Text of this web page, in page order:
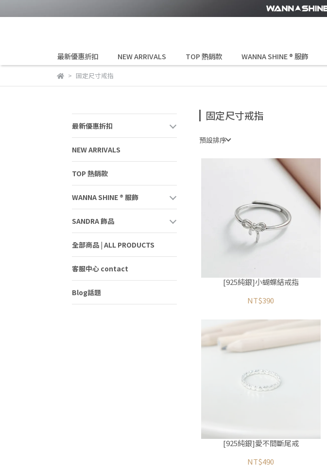
最新優惠折扣 NEW ARRIVALS TOP 熱銷款 WANNA SHINE ® 服飾
固定尺寸戒指
最新優惠折扣
NEW ARRIVALS
TOP 熱銷款
WANNA SHINE ® 服飾
SANDRA 飾品
全部商品 | ALL PRODUCTS
客服中心 contact
Blog話題
固定尺寸戒指
預設排序
[925純銀]小蝴蝶結戒指
NT$390
[925純銀]愛不間斷尾戒
NT$490